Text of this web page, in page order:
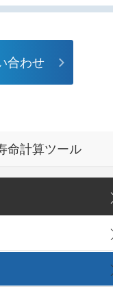
合わせ
命計算ツール